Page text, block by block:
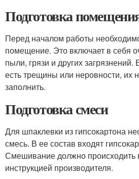
Подготовка
Перед началом работы
помещение. Это включает в себя
пыли, грязи и других
есть трещины или неровности, их
заполнить.
Подготовка смеси
Для шпаклевки из гипсокартона
смесь. В ее состав входят
Смешивание должно происходить
инструкцией производителя.